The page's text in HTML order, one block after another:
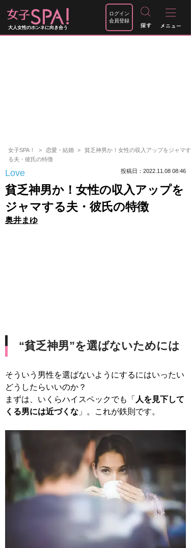
大人女性のホンネに向き合う
ログイン
会員登録
女子SPA！ 恋愛・結婚
貧乏神男か！女性の収入アップをジャマす
る夫・彼氏の特徴
Love 投稿日：2022.11.08 08:46
貧乏神男か！女性の収入アップを
ジャマする夫・彼氏の特徴
奥井まゆ
“貧乏神男”を選ばないためには
そういう男性を選ばないようにするにはいったい
どうしたらいいのか？
まずは、いくらハイスペックでも「 人を見下して
くる男には近づくな 」。これが鉄則です。